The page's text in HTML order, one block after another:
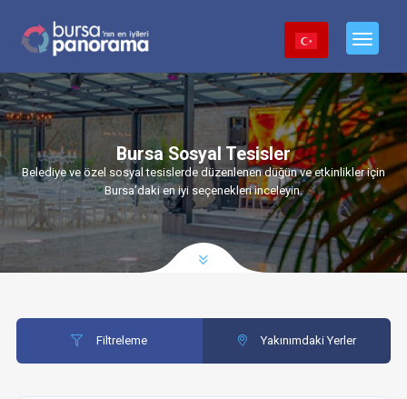
Bursa Sosyal Tesisler
Belediye ve özel sosyal tesislerde düzenlenen düğün ve etkinlikler için
Bursa’daki en iyi seçenekleri inceleyin.
Filtreleme Yakınımdaki Yerler